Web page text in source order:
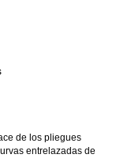
de los pliegues
entrelazadas de